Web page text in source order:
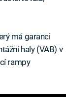
má garanci
haly (VAB) v
rampy